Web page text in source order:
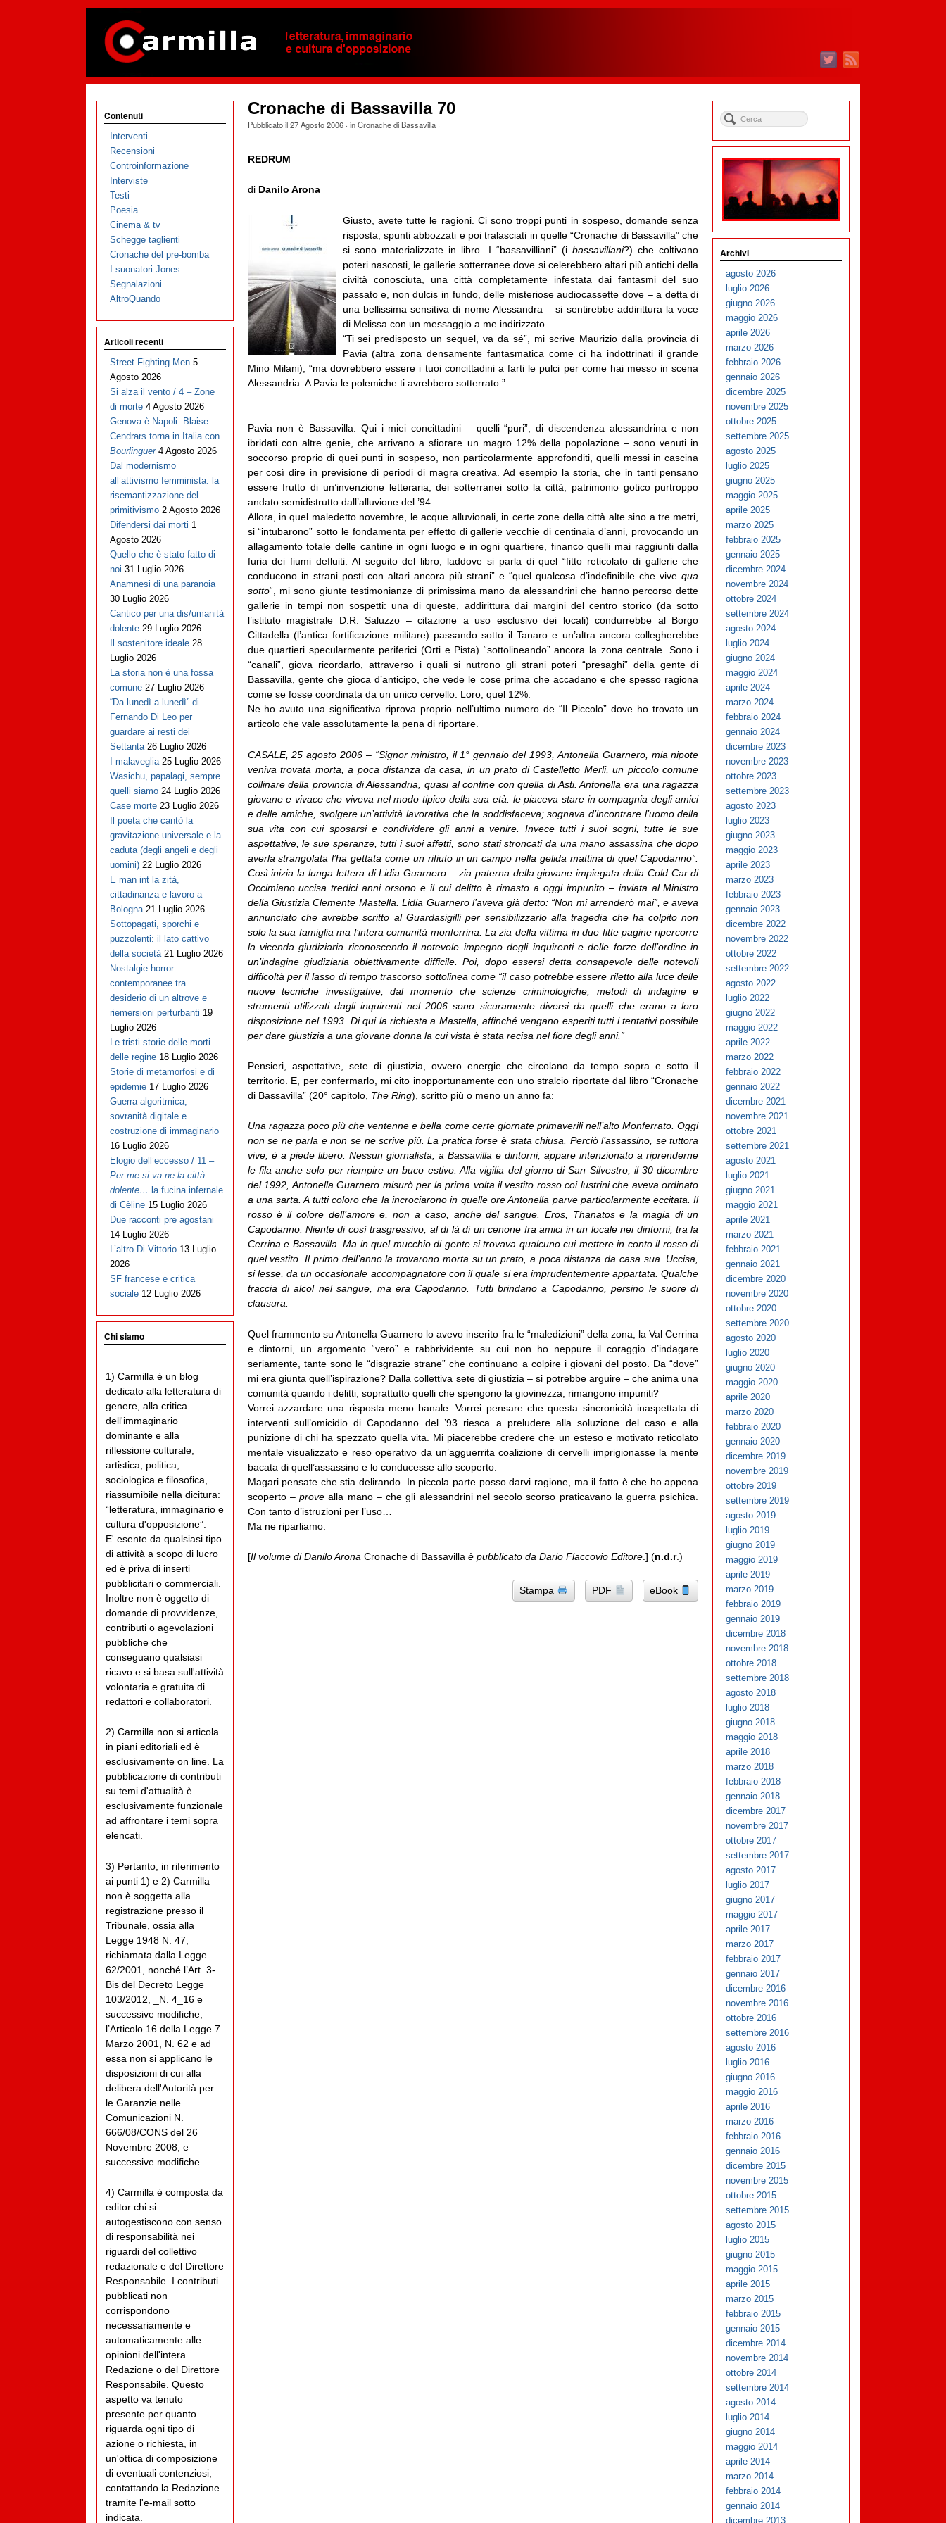
Cronache di Bassavilla 70
Pubblicato il27 Agosto 2006· inCronache di Bassavilla·
REDRUM
di Danilo Arona
Giusto, avete tutte le ragioni. Ci sono troppi punti in sospeso, domande senza
risposta, spunti abbozzati e poi tralasciati in quelle “Cronache di Bassavilla” che
si sono materializzate in libro. I “bassavilliani” (ibassavillani?) che coltivano
poteri nascosti, le gallerie sotterranee dove si celerebbero altari più antichi della
civiltà conosciuta, una città completamente infestata dai fantasmi del suo
passato e, non dulcis in fundo, delle misteriose audiocassette dove – a detta di
una bellissima sensitiva di nome Alessandra – si sentirebbe addirittura la voce
di Melissa con un messaggio a me indirizzato.
“Ti sei predisposto un sequel, va da sé”, mi scrive Maurizio dalla provincia di
Pavia (altra zona densamente fantasmatica come ci ha indottrinati il grande
Mino Milani), “ma dovrebbero essere i tuoi concittadini a farti le pulci per come hai messo in scena
Alessandria. A Pavia le polemiche ti avrebbero sotterrato.”
Pavia non è Bassavilla. Qui i miei concittadini – quelli “puri”, di discendenza alessandrina e non
ibridati con altre genie, che arrivano a sfiorare un magro 12% della popolazione – sono venuti in
soccorso proprio di quei punti in sospeso, non particolarmente approfonditi, quelli messi in cascina
per così dire in previsione di periodi di magra creativa. Ad esempio la storia, che in tanti pensano
essere frutto di un’invenzione letteraria, dei sotterranei sotto la città, patrimonio gotico purtroppo
andato semidistrutto dall’alluvione del ’94.
Allora, in quel maledetto novembre, le acque alluvionali, in certe zone della città alte sino a tre metri,
si “intubarono” sotto le fondamenta per effetto di gallerie vecchie di centinaia d’anni, provocando un
allagamento totale delle cantine in ogni luogo e in ogni quartiere, financo quelli mai raggiunti dalla
furia dei fiumi defluiti. Al seguito del libro, laddove si parla di quel “fitto reticolato di gallerie che
conducono in strani posti con altari ancora più strani” e “quel qualcosa d’indefinibile che vivequa
sotto“, mi sono giunte testimonianze di primissima mano da alessandrini che hanno percorso dette
gallerie in tempi non sospetti: una di queste, addirittura dai margini del centro storico (da sotto
l’istituto magistrale D.R. Saluzzo – citazione a uso esclusivo dei locali) condurrebbe al Borgo
Cittadella (l’antica fortificazione militare) passando sotto il Tanaro e un’altra ancora collegherebbe
due quartieri specularmente periferici (Orti e Pista) “sottolineando” ancora la zona centrale. Sono i
“canali”, giova ricordarlo, attraverso i quali si nutrono gli strani poteri “presaghi” della gente di
Bassavilla, gente che gioca d’anticipo, che vede le cose prima che accadano e che spesso ragiona
come se fosse coordinata da un unico cervello. Loro, quel 12%.
Ne ho avuto una significativa riprova proprio nell’ultimo numero de “Il Piccolo” dove ho trovato un
articolo che vale assolutamente la pena di riportare.
CASALE, 25 agosto 2006 – “Signor ministro, il 1° gennaio del 1993, Antonella Guarnero, mia nipote
veniva trovata morta, a poca distanza da casa, in un prato di Castelletto Merli, un piccolo comune
collinare della provincia di Alessandria, quasi al confine con quella di Asti. Antonella era una ragazza
giovane e vivace che viveva nel modo tipico della sua età: le piaceva stare in compagnia degli amici
e delle amiche, svolgere un’attività lavorativa che la soddisfaceva; sognava d’incontrare l’uomo della
sua vita con cui sposarsi e condividere gli anni a venire. Invece tutti i suoi sogni, tutte le sue
aspettative, le sue speranze, tutti i suoi affetti, sono stati stroncati da una mano assassina che dopo
averla strangolata l’ha gettata come un rifiuto in un campo nella gelida mattina di quel Capodanno”.
Così inizia la lunga lettera di Lidia Guarnero – zia paterna della giovane impiegata della Cold Car di
Occimiano uccisa tredici anni orsono e il cui delitto è rimasto a oggi impunito – inviata al Ministro
della Giustizia Clemente Mastella. Lidia Guarnero l’aveva già detto: “Non mi arrenderò mai”, e aveva
annunciato che avrebbe scritto al Guardasigilli per sensibilizzarlo alla tragedia che ha colpito non
solo la sua famiglia ma l’intera comunità monferrina. La zia della vittima in due fitte pagine ripercorre
la vicenda giudiziaria riconoscendo il notevole impegno degli inquirenti e delle forze dell’ordine in
un’indagine giudiziaria obiettivamente difficile. Poi, dopo essersi detta consapevole delle notevoli
difficoltà per il lasso di tempo trascorso sottolinea come “il caso potrebbe essere riletto alla luce delle
nuove tecniche investigative, dal momento che scienze criminologiche, metodi di indagine e
strumenti utilizzati dagli inquirenti nel 2006 sono sicuramente diversi da quelli che erano a loro
disposizione nel 1993. Di qui la richiesta a Mastella, affinché vengano esperiti tutti i tentativi possibile
per dare giustizia a una giovane donna la cui vista è stata recisa nel fiore degli anni.”
Pensieri, aspettative, sete di giustizia, ovvero energie che circolano da tempo sopra e sotto il
territorio. E, per confermarlo, mi cito inopportunamente con uno stralcio riportate dal libro “Cronache
di Bassavilla” (20° capitolo, The Ring), scritto più o meno un anno fa:
Una ragazza poco più che ventenne e bella come certe giornate primaverili nell’alto Monferrato. Oggi
non se ne parla e non se ne scrive più. La pratica forse è stata chiusa. Perciò l’assassino, se tuttora
vive, è a piede libero. Nessun giornalista, a Bassavilla e dintorni, appare intenzionato a riprenderne
le fila anche solo per riempire un buco estivo. Alla vigilia del giorno di San Silvestro, il 30 dicembre
del 1992, Antonella Guarnero misurò per la prima volta il vestito rosso coi lustrini che aveva ordinato
a una sarta. A tutti coloro che la incrociarono in quelle ore Antonella parve particolarmente eccitata. Il
rosso è il colore dell’amore e, non a caso, anche del sangue. Eros, Thanatos e la magia di un
Capodanno. Niente di così trasgressivo, al di là di un cenone fra amici in un locale nei dintorni, tra la
Cerrina e Bassavilla. Ma in quel mucchio di gente si trovava qualcuno cui mettere in conto il rosso di
quel vestito. Il primo dell’anno la trovarono morta su un prato, a poca distanza da casa sua. Uccisa,
si lesse, da un occasionale accompagnatore con il quale si era imprudentemente appartata. Qualche
traccia di alcol nel sangue, ma era Capodanno. Tutti brindano a Capodanno, persino le suore di
clausura.
Quel frammento su Antonella Guarnero lo avevo inserito fra le “maledizioni” della zona, la Val Cerrina
e dintorni, un argomento “vero” e rabbrividente su cui non ho neppure il coraggio d’indagare
seriamente, tante sono le “disgrazie strane” che continuano a colpire i giovani del posto. Da “dove”
mi era giunta quell’ispirazione? Dalla collettiva sete di giustizia – si potrebbe arguire – che anima una
comunità quando i delitti, soprattutto quelli che spengono la giovinezza, rimangono impuniti?
Vorrei azzardare una risposta meno banale. Vorrei pensare che questa sincronicità inaspettata di
interventi sull’omicidio di Capodanno del ’93 riesca a preludere alla soluzione del caso e alla
punizione di chi ha spezzato quella vita. Mi piacerebbe credere che un esteso e motivato reticolato
mentale visualizzato e reso operativo da un’agguerrita coalizione di cervelli imprigionasse la mente
bacata di quell’assassino e lo conducesse allo scoperto.
Magari pensate che stia delirando. In piccola parte posso darvi ragione, ma il fatto è che ho appena
scoperto –prove alla mano – che gli alessandrini nel secolo scorso praticavano la guerra psichica.
Con tanto d’istruzioni per l’uso…
Ma ne riparliamo.
[Il volume di Danilo Arona Cronache di Bassavilla è pubblicato da Dario Flaccovio Editore.] (n.d.r.)
Stampa PDF eBook
Contenuti
Interventi
Recensioni
Controinformazione
Interviste
Testi
Poesia
Cinema & tv
Schegge taglienti
Cronache del pre-bomba
I suonatori Jones
Segnalazioni
AltroQuando
Articoli recenti
Street Fighting Men 5
Agosto 2026
Si alza il vento / 4 – Zone
di morte 4 Agosto 2026
Genova è Napoli: Blaise
Cendrars torna in Italia con
Bourlinguer 4 Agosto 2026
Dal modernismo
all’attivismo femminista: la
risemantizzazione del
primitivismo 2 Agosto 2026
Difendersi dai morti 1
Agosto 2026
Quello che è stato fatto di
noi 31 Luglio 2026
Anamnesi di una paranoia
30 Luglio 2026
Cantico per una dis/umanità
dolente 29 Luglio 2026
Il sostenitore ideale 28
Luglio 2026
La storia non è una fossa
comune 27 Luglio 2026
“Da lunedì a lunedì” di
Fernando Di Leo per
guardare ai resti dei
Settanta 26 Luglio 2026
I malaveglia 25 Luglio 2026
Wasichu, papalagi, sempre
quelli siamo 24 Luglio 2026
Case morte 23 Luglio 2026
Il poeta che cantò la
gravitazione universale e la
caduta (degli angeli e degli
uomini) 22 Luglio 2026
E man int la zità,
cittadinanza e lavoro a
Bologna 21 Luglio 2026
Sottopagati, sporchi e
puzzolenti: il lato cattivo
della società 21 Luglio 2026
Nostalgie horror
contemporanee tra
desiderio di un altrove e
riemersioni perturbanti 19
Luglio 2026
Le tristi storie delle morti
delle regine 18 Luglio 2026
Storie di metamorfosi e di
epidemie 17 Luglio 2026
Guerra algoritmica,
sovranità digitale e
costruzione di immaginario
16 Luglio 2026
Elogio dell’eccesso / 11 –
Per me si va ne la città
dolente… la fucina infernale
di Cèline 15 Luglio 2026
Due racconti pre agostani
14 Luglio 2026
L’altro Di Vittorio 13 Luglio
2026
SF francese e critica
sociale 12 Luglio 2026
Chi siamo
1) Carmilla è un blog
dedicato alla letteratura di
genere, alla critica
dell'immaginario
dominante e alla
riflessione culturale,
artistica, politica,
sociologica e filosofica,
riassumibile nella dicitura:
“letteratura, immaginario e
cultura d'opposizione”.
E' esente da qualsiasi tipo
di attività a scopo di lucro
ed è priva di inserti
pubblicitari o commerciali.
Inoltre non è oggetto di
domande di provvidenze,
contributi o agevolazioni
pubbliche che
conseguano qualsiasi
ricavo e si basa sull'attività
volontaria e gratuita di
redattori e collaboratori.
2) Carmilla non si articola
in piani editoriali ed è
esclusivamente on line. La
pubblicazione di contributi
su temi d'attualità è
esclusivamente funzionale
ad affrontare i temi sopra
elencati.
3) Pertanto, in riferimento
ai punti 1) e 2) Carmilla
non è soggetta alla
registrazione presso il
Tribunale, ossia alla
Legge 1948 N. 47,
richiamata dalla Legge
62/2001, nonché l’Art. 3-
Bis del Decreto Legge
103/2012, _N. 4_16 e
successive modifiche,
l’Articolo 16 della Legge 7
Marzo 2001, N. 62 e ad
essa non si applicano le
disposizioni di cui alla
delibera dell'Autorità per
le Garanzie nelle
Comunicazioni N.
666/08/CONS del 26
Novembre 2008, e
successive modifiche.
4) Carmilla è composta da
editor chi si
autogestiscono con senso
di responsabilità nei
riguardi del collettivo
redazionale e del Direttore
Responsabile. I contributi
pubblicati non
corrispondono
necessariamente e
automaticamente alle
opinioni dell'intera
Redazione o del Direttore
Responsabile. Questo
aspetto va tenuto
presente per quanto
riguarda ogni tipo di
azione o richiesta, in
un'ottica di composizione
di eventuali contenziosi,
contattando la Redazione
tramite l'e-mail sotto
indicata.
Archivi
agosto 2026
luglio 2026
giugno 2026
maggio 2026
aprile 2026
marzo 2026
febbraio 2026
gennaio 2026
dicembre 2025
novembre 2025
ottobre 2025
settembre 2025
agosto 2025
luglio 2025
giugno 2025
maggio 2025
aprile 2025
marzo 2025
febbraio 2025
gennaio 2025
dicembre 2024
novembre 2024
ottobre 2024
settembre 2024
agosto 2024
luglio 2024
giugno 2024
maggio 2024
aprile 2024
marzo 2024
febbraio 2024
gennaio 2024
dicembre 2023
novembre 2023
ottobre 2023
settembre 2023
agosto 2023
luglio 2023
giugno 2023
maggio 2023
aprile 2023
marzo 2023
febbraio 2023
gennaio 2023
dicembre 2022
novembre 2022
ottobre 2022
settembre 2022
agosto 2022
luglio 2022
giugno 2022
maggio 2022
aprile 2022
marzo 2022
febbraio 2022
gennaio 2022
dicembre 2021
novembre 2021
ottobre 2021
settembre 2021
agosto 2021
luglio 2021
giugno 2021
maggio 2021
aprile 2021
marzo 2021
febbraio 2021
gennaio 2021
dicembre 2020
novembre 2020
ottobre 2020
settembre 2020
agosto 2020
luglio 2020
giugno 2020
maggio 2020
aprile 2020
marzo 2020
febbraio 2020
gennaio 2020
dicembre 2019
novembre 2019
ottobre 2019
settembre 2019
agosto 2019
luglio 2019
giugno 2019
maggio 2019
aprile 2019
marzo 2019
febbraio 2019
gennaio 2019
dicembre 2018
novembre 2018
ottobre 2018
settembre 2018
agosto 2018
luglio 2018
giugno 2018
maggio 2018
aprile 2018
marzo 2018
febbraio 2018
gennaio 2018
dicembre 2017
novembre 2017
ottobre 2017
settembre 2017
agosto 2017
luglio 2017
giugno 2017
maggio 2017
aprile 2017
marzo 2017
febbraio 2017
gennaio 2017
dicembre 2016
novembre 2016
ottobre 2016
settembre 2016
agosto 2016
luglio 2016
giugno 2016
maggio 2016
aprile 2016
marzo 2016
febbraio 2016
gennaio 2016
dicembre 2015
novembre 2015
ottobre 2015
settembre 2015
agosto 2015
luglio 2015
giugno 2015
maggio 2015
aprile 2015
marzo 2015
febbraio 2015
gennaio 2015
dicembre 2014
novembre 2014
ottobre 2014
settembre 2014
agosto 2014
luglio 2014
giugno 2014
maggio 2014
aprile 2014
marzo 2014
febbraio 2014
gennaio 2014
dicembre 2013